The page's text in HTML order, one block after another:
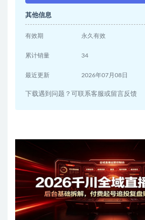
其他信息
有效期 永久有效
累计销量 34
最近更新 2026年07月08日
下载遇到问题？可联系客服或留言反馈